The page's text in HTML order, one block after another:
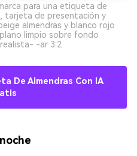
para una etiqueta de
tarjeta de presentación y
almendras y blanco rojo
limpio sobre fondo
-ar 3:2
De Almendras Con IA